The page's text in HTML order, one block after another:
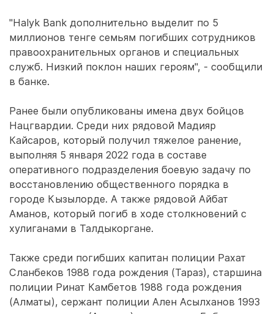
"Halyk Bank дополнительно выделит по 5
миллионов тенге семьям погибших сотрудников
правоохранительных органов и специальных
служб. Низкий поклон наших героям", - сообщили
в банке.
Ранее были опубликованы имена двух бойцов
Нацгвардии. Среди них рядовой Мадияр
Кайсаров, который получил тяжелое ранение,
выполняя 5 января 2022 года в составе
оперативного подразделения боевую задачу по
восстановлению общественного порядка в
городе Кызылорде. А также рядовой Айбат
Аманов, который погиб в ходе столкновений с
хулиганами в Талдыкоргане.
Также среди погибших капитан полиции Рахат
Сланбеков 1988 года рождения (Тараз), старшина
полиции Ринат Камбетов 1988 года рождения
(Алматы), сержант полиции Ален Асылханов 1993